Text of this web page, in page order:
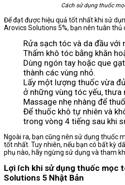
Cách sử dụng thuốc
Để đạt được hiệu quả tốt nhất khi sử
Arovics Solutions 5%, bạn nên tuân thủ
Rửa sạch tóc và da đầu với
Thấm khô tóc bằng khăn
Dùng ngón tay hoặc que
thành các vùng nhỏ.
Lấy một lượng thuốc vừa
ở những vùng tóc yếu, thưa
Massage nhẹ nhàng để
Để thuốc khô tự nhiên và
trong vòng 4 tiếng sau khi
Ngoài ra, bạn cũng nên sử dụng thuốc
tốt nhất. Tuy nhiên, nếu bạn có bất kỳ
phụ nào, hãy ngừng sử dụng và tham
Lợi ích khi sử dụng thuốc mọc
Solutions 5 Nhật Bản